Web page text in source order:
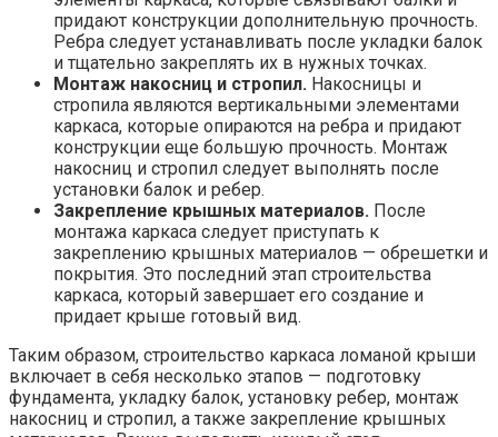
придают конструкции дополнительную прочность.
Ребра следует устанавливать после укладки балок
и тщательно закреплять их в нужных точках.
Монтаж накосниц и стропил. Накосницы и
стропила являются вертикальными элементами
каркаса, которые опираются на ребра и придают
конструкции еще большую прочность. Монтаж
накосниц и стропил следует выполнять после
установки балок и ребер.
Закрепление крышных материалов. После
монтажа каркаса следует приступать к
закреплению крышных материалов — обрешетки и
покрытия. Это последний этап строительства
каркаса, который завершает его создание и
придает крыше готовый вид.
Таким образом, строительство каркаса ломаной крыши
включает в себя несколько этапов — подготовку
фундамента, укладку балок, установку ребер, монтаж
накосниц и стропил, а также закрепление крышных